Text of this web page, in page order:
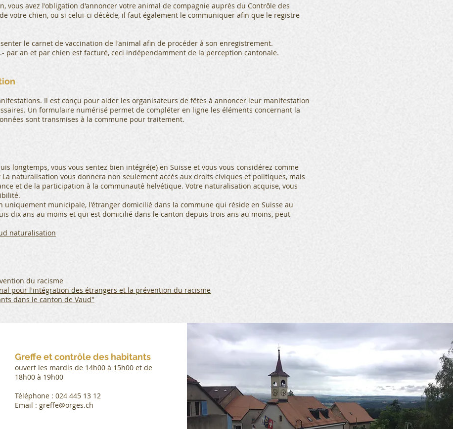
vous avez l'obligation d'annoncer votre animal de compagnie auprès du Contrôle des
votre chien, ou si celui-ci décède, il faut également le communiquer afin que le registre
le carnet de vaccination de l'animal afin de procéder à son enregistrement.
par an et par chien est facturé, ceci indépendamment de la perception cantonale.
Il est conçu pour aider les organisateurs de fêtes à annoncer leur manifestation
Un formulaire numérisé permet de compléter en ligne les éléments concernant la
sont transmises à la commune pour traitement.
longtemps, vous vous sentez bien intégré(e) en Suisse et vous vous considérez comme
La naturalisation vous donnera non seulement accès aux droits civiques et politiques, mais
et de la participation à la communauté helvétique. Votre naturalisation acquise, vous
uniquement municipale, l'étranger domicilié dans la commune qui réside en Suisse au
dix ans au moins et qui est domicilié dans le canton depuis trois ans au moins, peut
naturalisation
du racisme
pour l'intégration des étrangers et la prévention du racisme
dans le canton de Vaud"
Greffe et contrôle des habitants
ouvert les mardis de 14h00 à 15h00 et de
18h00 à 19h00
Téléphone : 024 445 13 12
Email : greffe@orges.ch